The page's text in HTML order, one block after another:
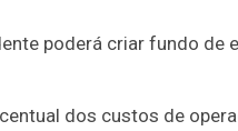
poderá criar fundo de
dos custos de